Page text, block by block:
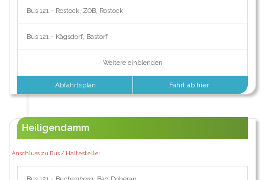
Bus 121 - Rostock, ZOB, Rostock
Bus 121 - Kägsdorf, Bastorf
Weitere einblenden
Abfahrtsplan Fahrt ab hier
Heiligendamm
Anschluss zu Bus / Haltestelle: